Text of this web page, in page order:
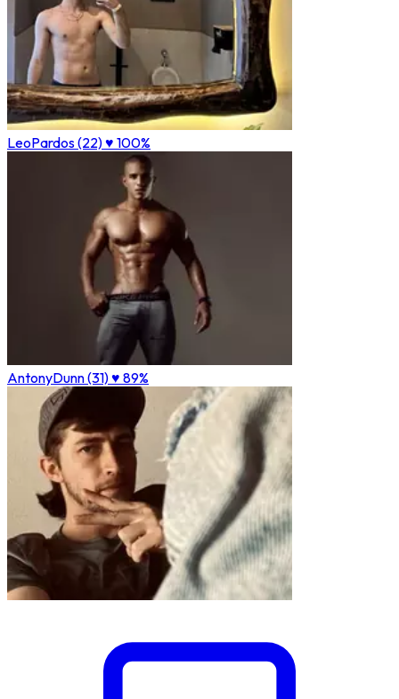
LeoPardos (22)♥ 100%
AntonyDunn (31)♥ 89%